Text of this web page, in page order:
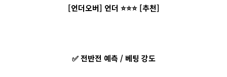
[언더오버] 언더 ⭐⭐⭐ [추천]
✅ 전반전 예측 / 베팅 강도